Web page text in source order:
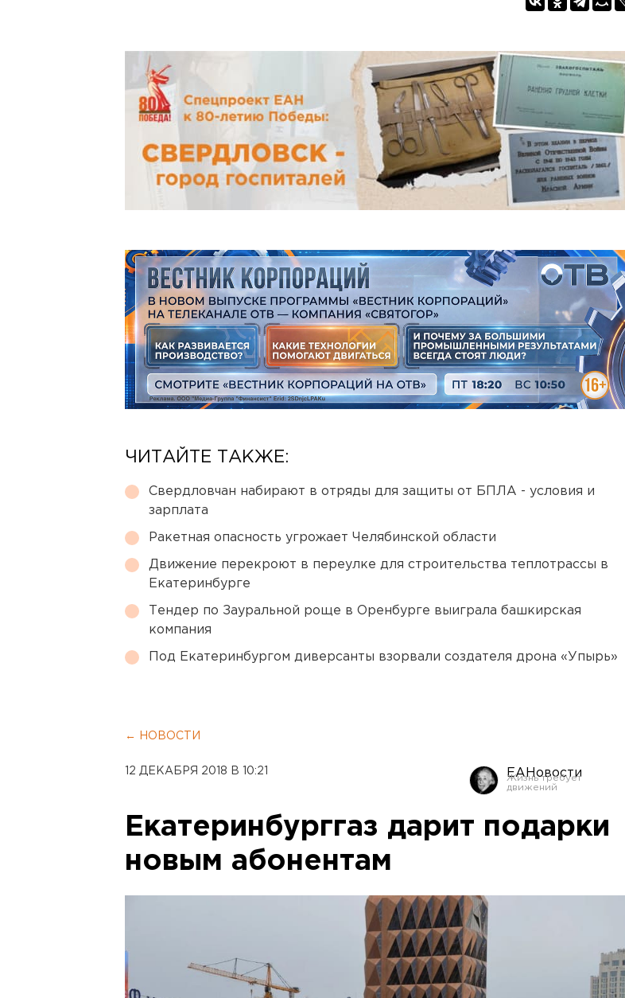
ЧИТАЙТЕ ТАКЖЕ:
Свердловчан набирают в отряды для защиты от БПЛА - условия и
зарплата
Ракетная опасность угрожает Челябинской области
Движение перекроют в переулке для строительства теплотрассы в
Екатеринбурге
Тендер по Зауральной роще в Оренбурге выиграла башкирская
компания
Под Екатеринбургом диверсанты взорвали создателя дрона «Упырь»
← НОВОСТИ
12 ДЕКАБРЯ 2018 В 10:21 ЕАНовости
Екатеринбурггаз дарит подарки
новым абонентам